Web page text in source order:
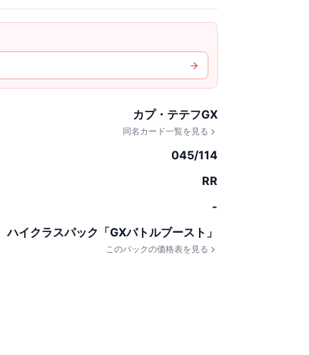
カプ・テテフGX
同名カード一覧を見る
045/114
RR
-
ハイクラスパック「GXバトルブースト」
このパックの価格表を見る